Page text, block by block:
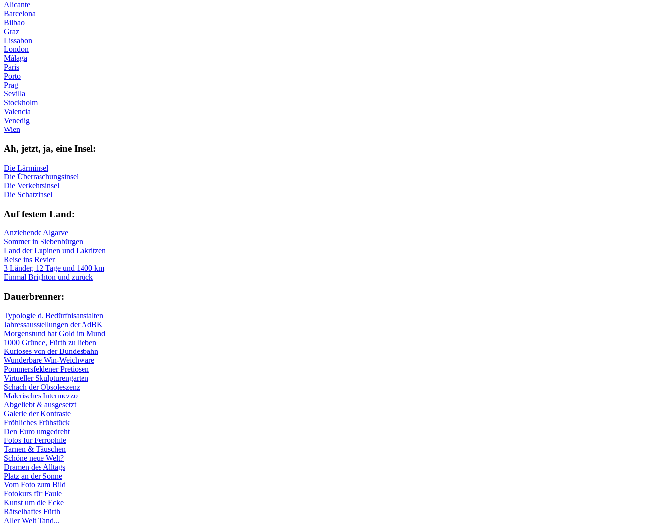
Alicante
Barcelona
Bilbao
Graz
Lissabon
London
Málaga
Paris
Porto
Prag
Sevilla
Stockholm
Valencia
Venedig
Wien
Ah, jetzt, ja, ei­ne In­sel:
Die Lärminsel
Die Überraschungsinsel
Die Verkehrsinsel
Die Schatzinsel
Auf fe­stem Land:
Anziehende Algarve
Sommer in Siebenbürgen
Land der Lupinen und Lakritzen
Reise ins Revier
3 Länder, 12 Tage und 1400 km
Einmal Brighton und zurück
Dau­er­bren­ner:
Typologie d. Bedürfnisanstalten
Jahressausstellungen der AdBK
Morgenstund hat Gold im Mund
1000 Gründe, Fürth zu lieben
Kurioses von der Bundesbahn
Wunderbare Win-Weichware
Pommersfeldener Pretiosen
Virtueller Skulpturengarten
Schach der Obsoleszenz
Malerisches Intermezzo
Abgeliebt & ausgesetzt
Galerie der Kontraste
Fröhliches Frühstück
Den Euro umgedreht
Fotos für Ferrophile
Tarnen & Täuschen
Schöne neue Welt?
Dramen des Alltags
Platz an der Sonne
Vom Foto zum Bild
Fotokurs für Faule
Kunst um die Ecke
Rätselhaftes Fürth
Aller Welt Tand...